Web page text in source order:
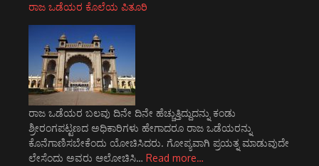
ರಾಜ ಒಡೆಯರ ಕೊಲೆಯ ಪಿತೂರಿ
ರಾಜ ಒಡೆಯರ ಬಲವು ದಿನೇ ದಿನೇ ಹೆಚ್ಚುತ್ತಿದ್ದುದನ್ನು ಕಂಡು
ಶ್ರೀರಂಗಪಟ್ಟಣದ ಅಧಿಕಾರಿಗಳು ಹೇಗಾದರೂ ರಾಜ ಒಡೆಯರನ್ನು
ಕೊನೆಗಾಣಿಸಬೇಕೆಂದು ಯೋಚಿಸಿದರು. ಗೋಪ್ಯವಾಗಿ ಪ್ರಯತ್ನ ಮಾಡುವುದೇ
ಲೇಸೆಂದು ಅವರು ಆಲೋಚಿಸಿ… Read more…